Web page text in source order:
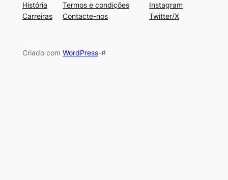
História
Carreiras
Termos e condições
Contacte-nos
Instagram
Twitter/X
Criado com WordPress-#